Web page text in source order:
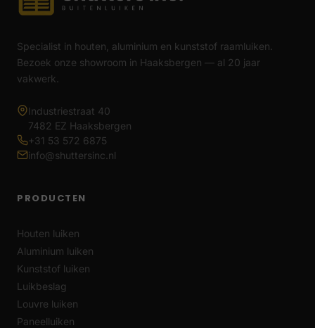
Specialist in houten, aluminium en kunststof raamluiken.
Bezoek onze showroom in Haaksbergen — al 20 jaar
vakwerk.
Industriestraat 40
7482 EZ Haaksbergen
+31 53 572 6875
info@shuttersinc.nl
PRODUCTEN
Houten luiken
Aluminium luiken
Kunststof luiken
Luikbeslag
Louvre luiken
Paneelluiken